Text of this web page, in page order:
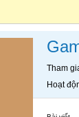
Tham
Hoạt